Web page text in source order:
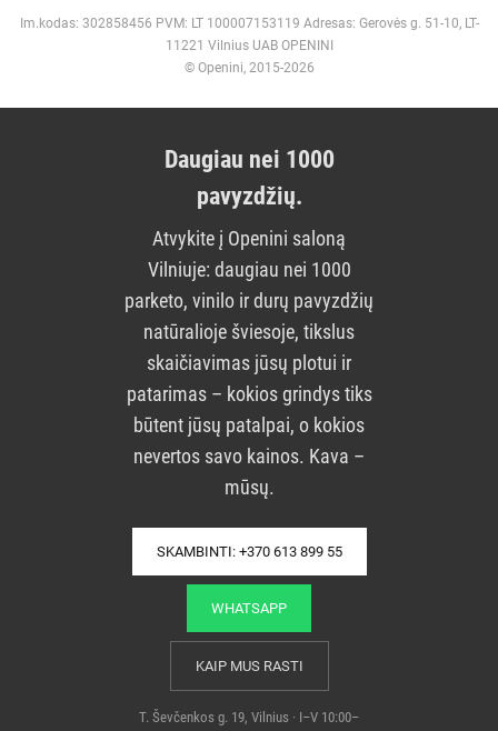
Im.kodas: 302858456 PVM: LT 100007153119 Adresas: Gerovės g. 51-10, LT-
11221 Vilnius UAB OPENINI
© Openini, 2015-2026
Daugiau nei 1000
pavyzdžių.
Atvykite į Openini saloną
Vilniuje: daugiau nei 1000
parketo, vinilo ir durų pavyzdžių
natūralioje šviesoje, tikslus
skaičiavimas jūsų plotui ir
patarimas – kokios grindys tiks
būtent jūsų patalpai, o kokios
nevertos savo kainos. Kava –
mūsų.
SKAMBINTI: +370 613 899 55
WHATSAPP
KAIP MUS RASTI
T. Ševčenkos g. 19, Vilnius · I–V 10:00–